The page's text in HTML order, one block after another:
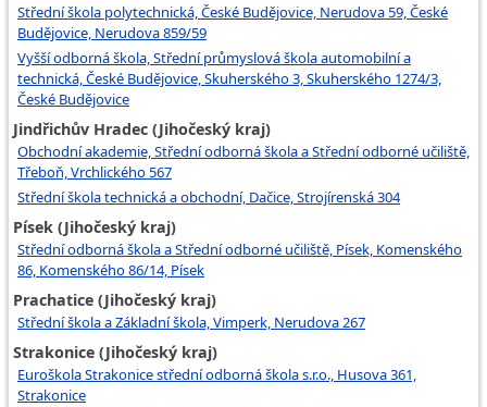
Střední škola polytechnická, České Budějovice, Nerudova 59, České
Budějovice, Nerudova 859/59
Vyšší odborná škola, Střední průmyslová škola automobilní a
technická, České Budějovice, Skuherského 3, Skuherského 1274/3,
České Budějovice
Jindřichův Hradec (Jihočeský kraj)
Obchodní akademie, Střední odborná škola a Střední odborné učiliště,
Třeboň, Vrchlického 567
Střední škola technická a obchodní, Dačice, Strojírenská 304
Písek (Jihočeský kraj)
Střední odborná škola a Střední odborné učiliště, Písek, Komenského
86, Komenského 86/14, Písek
Prachatice (Jihočeský kraj)
Střední škola a Základní škola, Vimperk, Nerudova 267
Strakonice (Jihočeský kraj)
Euroškola Strakonice střední odborná škola s.r.o., Husova 361,
Strakonice